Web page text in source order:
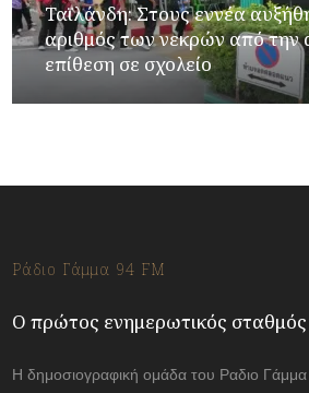
Ταϊλάνδη: Στους εννέα
αριθμός των νεκρών από την
επίθεση σε σχολείο
Ράδιο Γάμμα 94 FM
Ο πρώτος ενημερωτικός
Η δημοσιογραφική ομάδα του Ραδιο Γάμμα